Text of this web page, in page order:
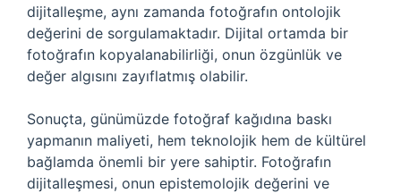
dijitalleşme, aynı zamanda fotoğrafın ontolojik
değerini de sorgulamaktadır. Dijital ortamda bir
fotoğrafın kopyalanabilirliği, onun özgünlük ve
değer algısını zayıflatmış olabilir.
Sonuçta, günümüzde fotoğraf kağıdına baskı
yapmanın maliyeti, hem teknolojik hem de kültürel
bağlamda önemli bir yere sahiptir. Fotoğrafın
dijitalleşmesi, onun epistemolojik değerini ve